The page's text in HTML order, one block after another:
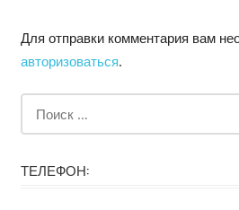
Для отправки комментария вам
авторизоваться.
ТЕЛЕФОН: